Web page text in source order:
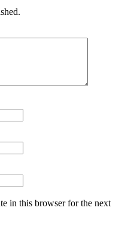
in this browser for the next